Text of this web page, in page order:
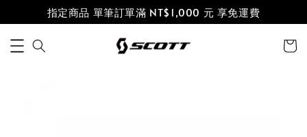
指定商品 單筆訂單滿 NT$1,000 元 享免運費